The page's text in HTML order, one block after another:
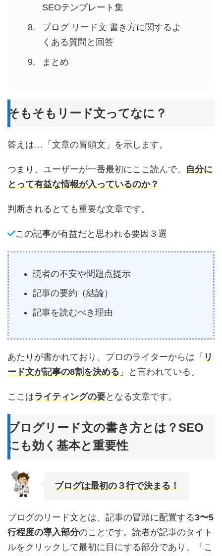
SEOテンプレート集
ブログ リード文 書き方に関するよ
くある質問と回答
まとめ
そもそもリード文ってなに？
答えは…「文章の冒頭文」を示します。
つまり、ユーザーが一番最初にここ読んで、 自分に
とって有益な情報が入っているのか？
判断されるとても重要な文章です。
この記事が有益だと思われる要因３選
読者の不安や問題点提示
記事の要約（結論）
記事を読むべき理由
あたりが書かれており、プロのライターからは「 リ
ード文が記事の8割を決める 」と言われている。
ここはライティングの要となる文章です。
ブログリード文の書き方とは？SEO
にも効く基本と重要性
ブログは最初の３行で決まる！
ブログのリード文とは、記事の冒頭に配置する3〜5
行程度の導入部分のことです。読者が記事のタイト
ルをクリックして最初に目にする部分であり、「こ